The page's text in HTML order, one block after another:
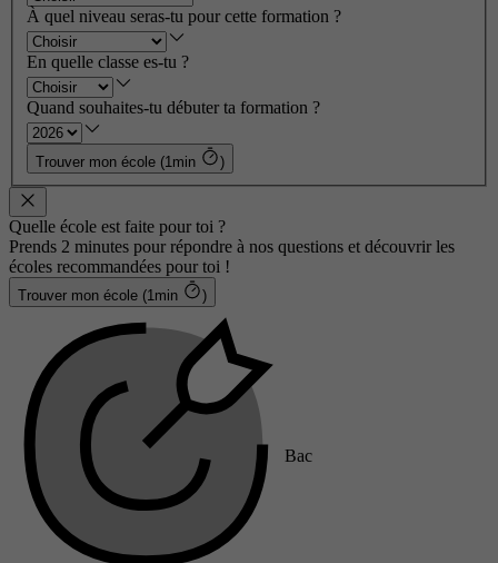
À quel niveau seras-tu pour cette formation ?
En quelle classe es-tu ?
Quand souhaites-tu débuter ta formation ?
Trouver mon école (1min )
Quelle école est faite pour toi ?
Prends 2 minutes pour répondre à nos questions et découvrir les
écoles recommandées pour toi !
Trouver mon école (1min )
Bac